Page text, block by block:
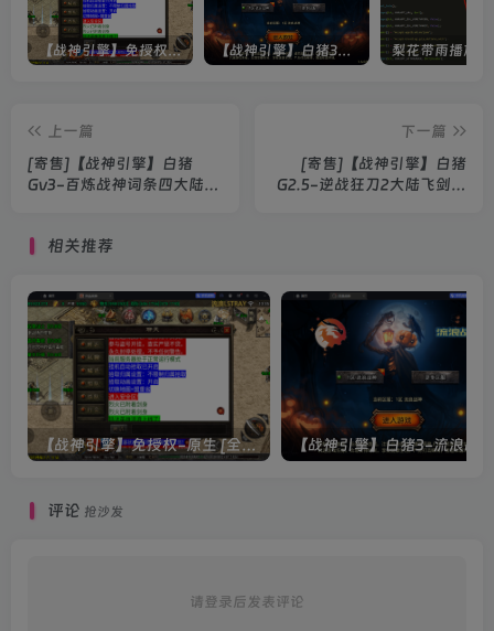
【战神引擎】免授权-原生 [全屏自动拾取] 插件 + 配置教程（更新修复版，具体自测） 【战神引擎】白猪3-流浪战神3神技8大陆全屏拾取版特色服务端+生肖+转生+秘境+神魔+双端+教程(更新眼神拾取)
上一篇
[寄售]【战神引擎】白猪
Gv3-百炼战神词条四大陆服
下一篇
[寄售]【战神引擎】白猪
G2.5-逆战狂刀2大陆飞剑版
相关推荐
【战神引擎】免授权-原生 [全屏自动拾取] 插件 + 配置教程（更新修复版，具体自测）
评论 抢沙发
请登录后发表评论